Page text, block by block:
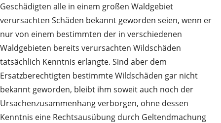
Geschädigten alle in einem großen Waldgebiet
verursachten Schäden bekannt geworden seien, wenn er
nur von einem bestimmten der in verschiedenen
Waldgebieten bereits verursachten Wildschäden
tatsächlich Kenntnis erlangte. Sind aber dem
Ersatzberechtigten bestimmte Wildschäden gar nicht
bekannt geworden, bleibt ihm soweit auch noch der
Ursachenzusammenhang verborgen, ohne dessen
Kenntnis eine Rechtsausübung durch Geltendmachung